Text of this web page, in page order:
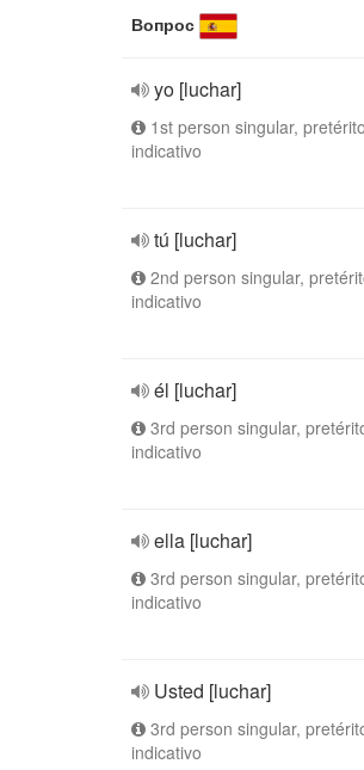
Вопрос
yo [luchar]
1st person singular,
indicativo
tú [luchar]
2nd person singular,
indicativo
él [luchar]
3rd person singular,
indicativo
ella [luchar]
3rd person singular,
indicativo
Usted [luchar]
3rd person singular,
indicativo